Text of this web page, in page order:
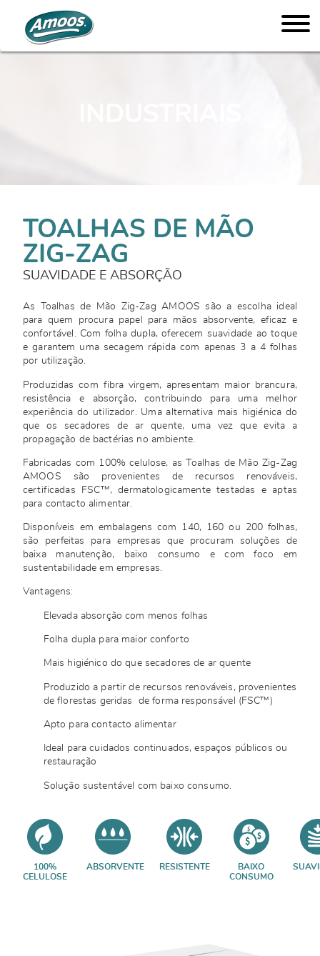
TOALHAS DE MÃO
ZIG-ZAG
SUAVIDADE E ABSORÇÃO
As Toalhas de Mão Zig-Zag AMOOS são a escolha ideal
para quem procura papel para mãos absorvente, eficaz e
confortável. Com folha dupla, oferecem suavidade ao toque
e garantem uma secagem rápida com apenas 3 a 4 folhas
por utilização.
Produzidas com fibra virgem, apresentam maior brancura,
resistência e absorção, contribuindo para uma melhor
experiência do utilizador. Uma alternativa mais higiénica do
que os secadores de ar quente, uma vez que evita a
propagação de bactérias no ambiente.
Fabricadas com 100% celulose, as Toalhas de Mão Zig-Zag
AMOOS são provenientes de recursos renováveis,
certificadas FSC™, dermatologicamente testadas e aptas
para contacto alimentar.
Disponíveis em embalagens com 140, 160 ou 200 folhas,
são perfeitas para empresas que procuram soluções de
baixa manutenção, baixo consumo e com foco em
sustentabilidade em empresas.
Vantagens:
Elevada absorção com menos folhas
Folha dupla para maior conforto
Mais higiénico do que secadores de ar quente
Produzido a partir de recursos renováveis, provenientes
de florestas geridas de forma responsável (FSC™)
Apto para contacto alimentar
Ideal para cuidados continuados, espaços públicos ou
restauração
Solução sustentável com baixo consumo.
100%
CELULOSE
ABSORVENTE RESISTENTE
BAIXO
CONSUMO